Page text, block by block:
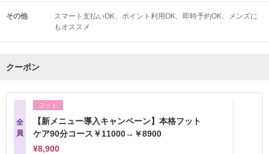
その他 スマート支払いOK ポイント利用OK 即時予約OK
メンズに
もオススメ
クーポン
全
員
フット
【新メニュー導入キャンペーン】本格フット
ケア90分コース￥11000→￥8900
¥8,900